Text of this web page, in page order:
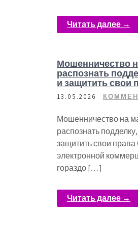
Читать далее →
Мошенничество
распознать
и защитить свои
13.05.2026
Мошенничество на
распознать
защитить свои
электронной
гораздо […]
Читать далее →